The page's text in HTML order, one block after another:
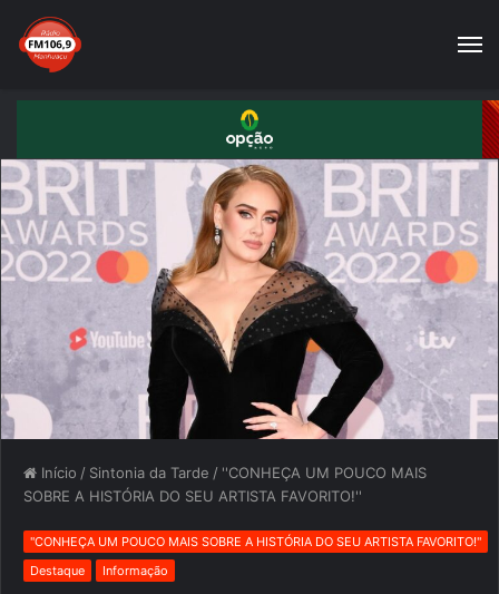
Início / Sintonia da Tarde / ''CONHEÇA UM POUCO MAIS
SOBRE A HISTÓRIA DO SEU ARTISTA FAVORITO!''
''CONHEÇA UM POUCO MAIS SOBRE A HISTÓRIA DO SEU ARTISTA FAVORITO!''
Destaque
Informação